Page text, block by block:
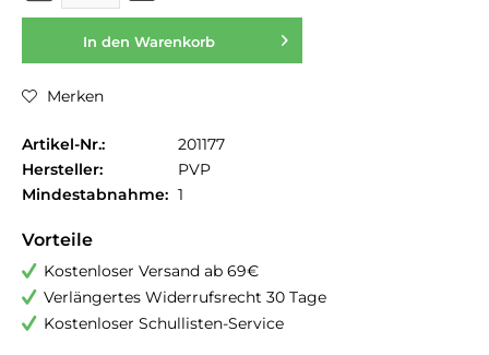
In den Warenkorb
Merken
Artikel-Nr.:
201177
Hersteller:
PVP
Mindestabnahme: 1
Vorteile
Kostenloser Versand ab 69€
Verlängertes Widerrufsrecht 30 Tage
Kostenloser Schullisten-Service